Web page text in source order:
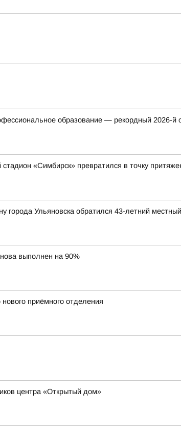
образование — рекордный 2026-й
«Симбирск» превратился в точку
Ульяновска обратился 43-летний
выполнен на 90%
приёмного отделения
центра «Открытый дом»